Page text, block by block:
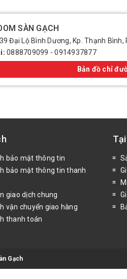
SÀN GẠCH
Đại Lộ Bình Dương, Kp. Thạnh Bình,
0888709099 -0914937877
Bản đồ chỉ
bảo mật thông tin
bảo mật thông tin thanh
giao dịch chung
vận chuyển giao hàng
thanh toán
Gạch